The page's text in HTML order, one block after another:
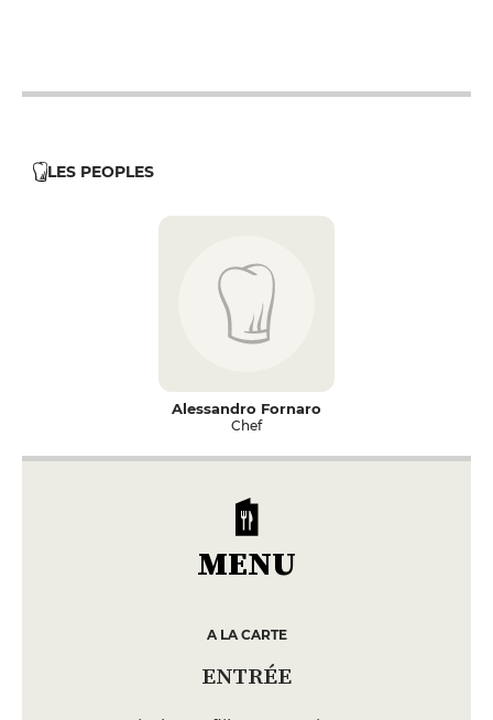
LES PEOPLES
Alessandro Fornaro
Chef
MENU
A LA CARTE
ENTRÉE